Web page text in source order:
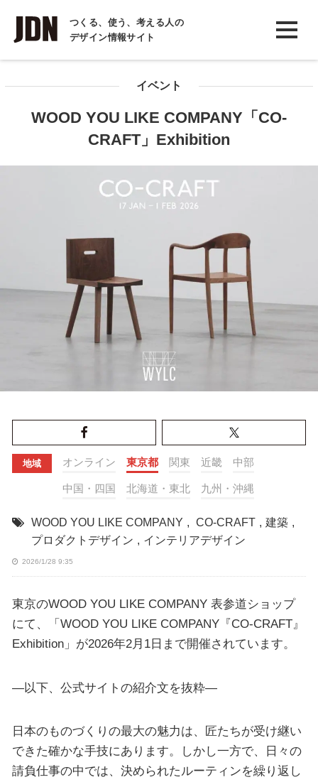
つくる、使う、考える人の
デザイン情報サイト
INTERVIEW
インタビュー
COLUMN
イベント
WOOD YOU LIKE COMPANY「CO-
CRAFT」Exhibition
地域 オンライン 東京都 関東 近畿 中部
中国・四国 北海道・東北 九州・沖縄
WOOD YOU LIKE COMPANY , CO-CRAFT , 建築 ,
プロダクトデザイン , インテリアデザイン
2026/1/28 9:35
東京のWOOD YOU LIKE COMPANY 表参道ショップ
にて、「WOOD YOU LIKE COMPANY『CO-CRAFT』
Exhibition」が2026年2月1日まで開催されています。
—以下、公式サイトの紹介文を抜粋—
日本のものづくりの最大の魅力は、匠たちが受け継い
できた確かな手技にあります。しかし一方で、日々の
請負仕事の中では、決められたルーティンを繰り返し